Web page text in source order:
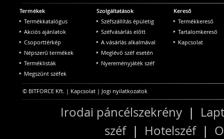
Termékek
Termékkatalógus
Akciós ajánlatok
Csoporttérkép
Népszerű termékek
Terméklisták
Megszűnt széfek
Szolgáltatások
Széfszállítás épületig
Széfvásárlás előtt
A vásárlás alkalmával
Meglévő széf esetén
Nyereményjáték széf
Kereső
Termékkereső
Tartalomkereső
Kapcsolat
© BITFORCE Kft. | Kapcsolat | Jogi nyilatkozatok
Irodai páncélszekrény |
széf| Hotelszéf|